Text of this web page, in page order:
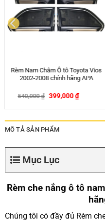
Thảm lót sàn Kia Seltos bằng
khuôn đúc hãng 3D MAXpider
3,500,000₫ 3,300,000
MÔ TẢ SẢN PHẨM
Mục Lục
Rèm che nắng ô tô
Chúng tôi có đầy đủ Rèm